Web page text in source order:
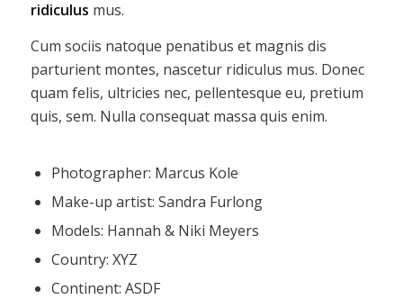
ridiculus mus.
Cum sociis natoque penatibus et magnis dis
parturient montes, nascetur ridiculus mus. Donec
quam felis, ultricies nec, pellentesque eu, pretium
quis, sem. Nulla consequat massa quis enim.
Photographer: Marcus Kole
Make-up artist: Sandra Furlong
Models: Hannah & Niki Meyers
Country: XYZ
Continent: ASDF